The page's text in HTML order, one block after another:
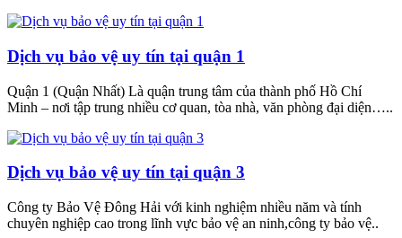
Dịch vụ bảo vệ uy tín tại quận 1
Quận 1 (Quận Nhất) Là quận trung tâm của thành phố Hồ Chí
Minh – nơi tập trung nhiều cơ quan, tòa nhà, văn phòng đại diện…..
Dịch vụ bảo vệ uy tín tại quận 3
Công ty Bảo Vệ Đông Hải với kinh nghiệm nhiều năm và tính
chuyên nghiệp cao trong lĩnh vực bảo vệ an ninh,công ty bảo vệ..